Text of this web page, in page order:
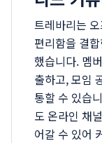
트레바리는
편리함을 결
했습니다. 멤
출하고, 모임
통할 수 있습
도 온라인 채
어갈 수 있어